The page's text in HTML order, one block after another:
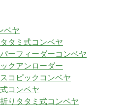
ベヤ
タミ式コンベヤ
ーフィーダーコンベヤ
ックアンローダー
コピックコンベヤ
コンベヤ
りタタミ式コンベヤ